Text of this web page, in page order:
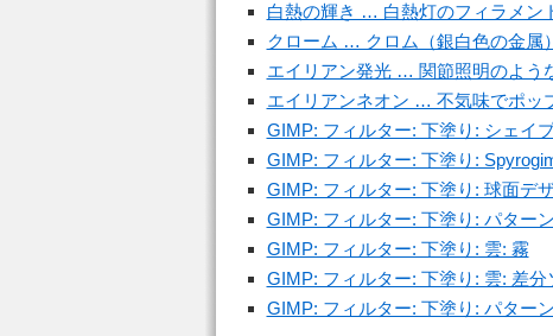
白熱の輝き … 白熱灯のフィラメン
クローム … クロム（銀白色の金属
エイリアン発光 … 関節照明のよう
エイリアンネオン … 不気味でポッ
GIMP: フィルター: 下塗り: シェイ
GIMP: フィルター: 下塗り:
GIMP: フィルター: 下塗り: 球面デ
GIMP: フィルター: 下塗り: パター
GIMP: フィルター: 下塗り: 雲: 霧
GIMP: フィルター: 下塗り: 雲: 差分
GIMP: フィルター: 下塗り: パター